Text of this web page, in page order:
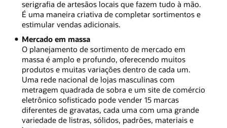
serigrafia de artesãos locais que fazem tudo à mão.
É uma maneira criativa de completar sortimentos e
estimular vendas adicionais.
Mercado em massa
O planejamento de sortimento de mercado em
massa é amplo e profundo, oferecendo muitos
produtos e muitas variações dentro de cada um.
Uma rede nacional de lojas masculinas com
metragem quadrada de sobra e um site de comércio
eletrônico sofisticado pode vender 15 marcas
diferentes de gravatas, cada uma com uma grande
variedade de listras, sólidos, padrões, materiais e